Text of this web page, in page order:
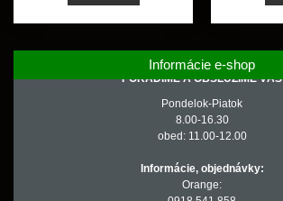
Informácie e-shop
PORADÍME A OBSLÚŽIME VÁS
Pondelok-Piatok
8.00-16.30
obed: 11.00-12.00
Informácie, objednávky:
Orange: